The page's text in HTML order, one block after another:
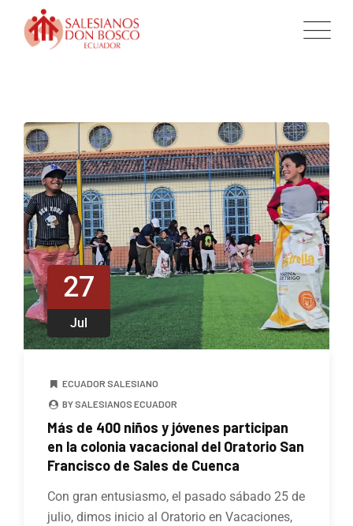
27
Jul
ECUADOR SALESIANO
BY SALESIANOS ECUADOR
Más de 400 niños y jóvenes participan
en la colonia vacacional del Oratorio San
Francisco de Sales de Cuenca
Con gran entusiasmo, el pasado sábado 25 de
julio, dimos inicio al Oratorio en Vacaciones,